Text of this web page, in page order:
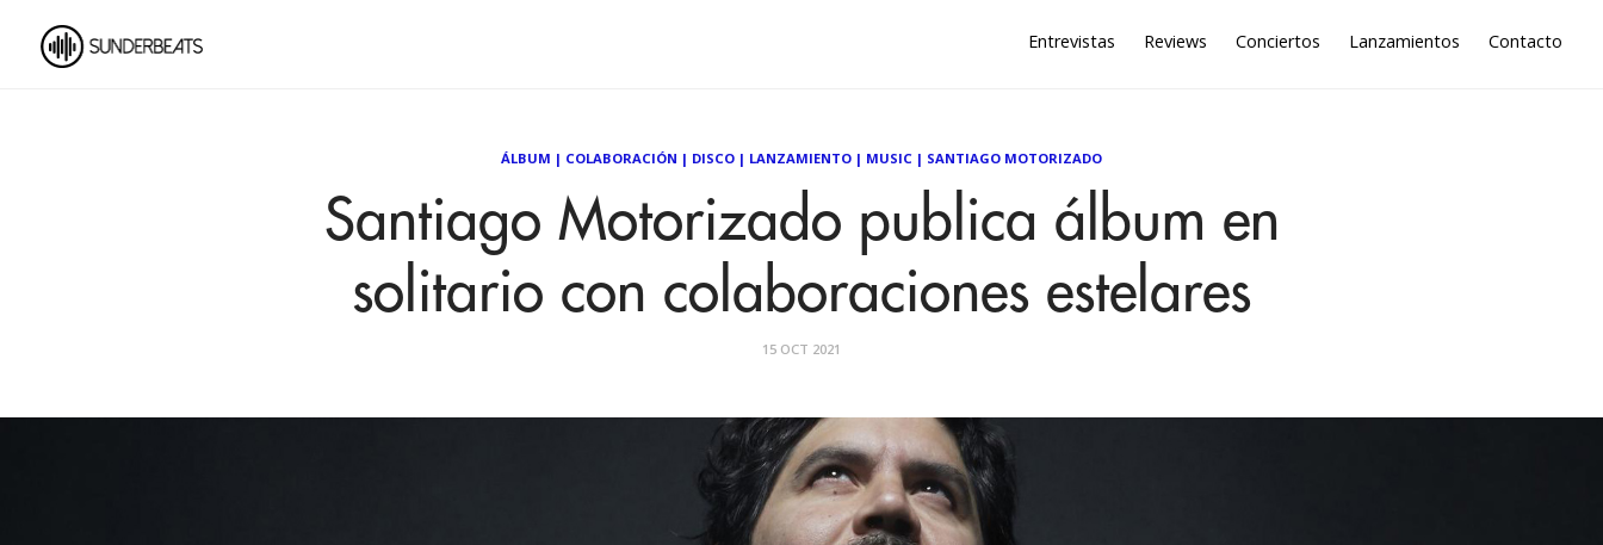
Entrevistas Reviews Conciertos Lanzamientos Contacto
ÁLBUM | COLABORACIÓN | DISCO | LANZAMIENTO | MUSIC | SANTIAGO MOTORIZADO
Santiago Motorizado publica álbum en
solitario con colaboraciones estelares
15 OCT 2021